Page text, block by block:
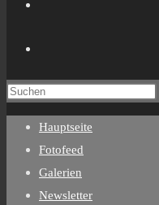
Hauptseite
Fotofeed
Galerien
Newsletter